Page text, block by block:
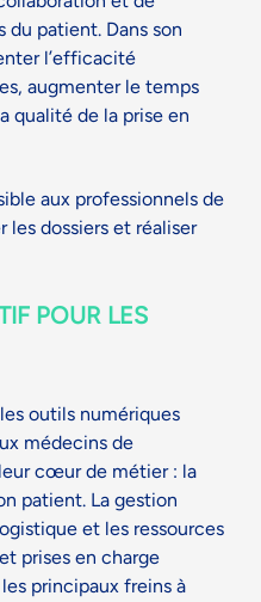
du patient. Dans son
l’efficacité
augmenter le temps
qualité de la prise en
aux professionnels de
les dossiers et réaliser
POUR LES
outils numériques
médecins de
cœur de métier : la
patient. La gestion
et les ressources
prises en charge
principaux freins à